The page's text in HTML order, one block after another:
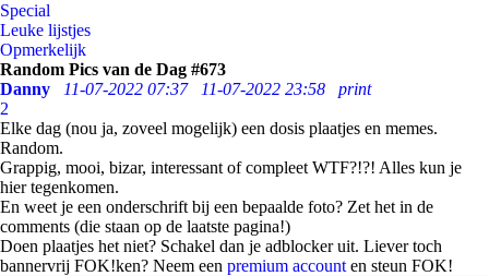
Special
Leuke lijstjes
Opmerkelijk
Random Pics van de Dag #673
Danny
11-07-2022 07:37 11-07-2022 23:58
print
2
Elke dag (nou ja, zoveel mogelijk) een dosis plaatjes en memes.
Random.
Grappig, mooi, bizar, interessant of compleet WTF?!?! Alles kun je
hier tegenkomen.
En weet je een onderschrift bij een bepaalde foto? Zet het in de
comments (die staan op de laatste pagina!)
Doen plaatjes het niet? Schakel dan je adblocker uit. Liever toch
bannervrij FOK!ken? Neem een premium account en steun FOK!